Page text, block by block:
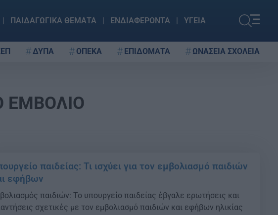
ΠΑΙΔΑΓΩΓΙΚΑ ΘΕΜΑΤΑ ΕΝΔΙΑΦΕΡΟΝΤΑ ΥΓΕΙΑ
ΔΥΠΑ ΟΠΕΚΑ ΕΠΙΔΟΜΑΤΑ ΩΝΑΣΕΙΑ ΣΧΟΛΕΙΑ
ΕΜΒΟΛΙΟ
παιδείας: Τι ισχύει για τον εμβολιασμό παιδιών
εφήβων
παιδιών: Το υπουργείο παιδείας έβγαλε ερωτήσεις και
σχετικές με τον εμβολιασμό παιδιών και εφήβων ηλικίας